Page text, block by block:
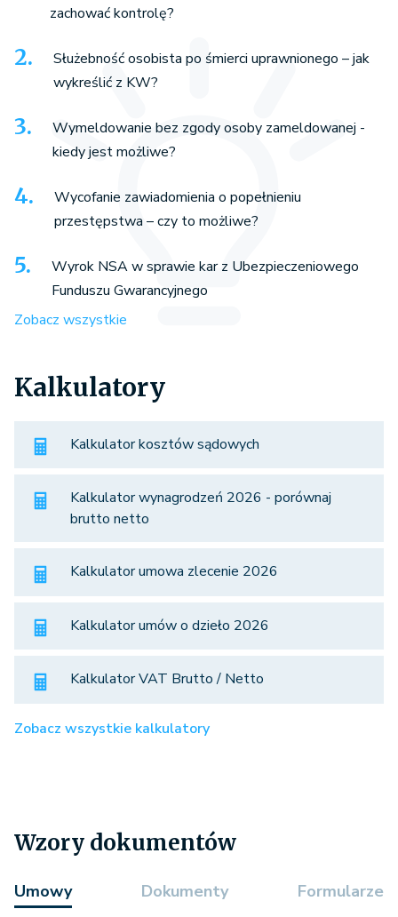
zachować kontrolę?
Służebność osobista po śmierci uprawnionego – jak
wykreślić z KW?
Wymeldowanie bez zgody osoby zameldowanej -
kiedy jest możliwe?
Wycofanie zawiadomienia o popełnieniu
przestępstwa – czy to możliwe?
Wyrok NSA w sprawie kar z Ubezpieczeniowego
Funduszu Gwarancyjnego
Zobacz wszystkie
Kalkulatory
Kalkulator kosztów sądowych
Kalkulator wynagrodzeń 2026 - porównaj
brutto netto
Kalkulator umowa zlecenie 2026
Kalkulator umów o dzieło 2026
Kalkulator VAT Brutto / Netto
Zobacz wszystkie kalkulatory
Wzory dokumentów
Umowy Dokumenty Formularze